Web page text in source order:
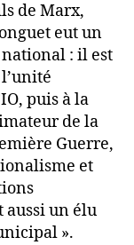
de Marx,
eut un
: il est
puis à la
de la
Guerre,
et
aussi un élu
».